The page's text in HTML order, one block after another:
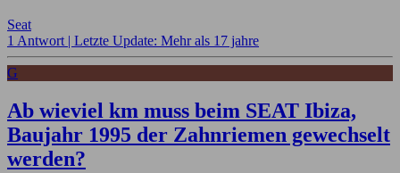
Seat
1 Antwort | Letzte Update: Mehr als 17 jahre
G
Ab wieviel km muss beim SEAT Ibiza,
Baujahr 1995 der Zahnriemen gewechselt
werden?